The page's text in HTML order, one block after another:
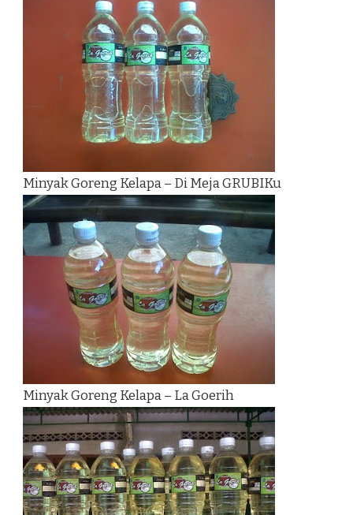
Minyak Goreng Kelapa – Di Meja GRUBIKu
Minyak Goreng Kelapa – La Goerih